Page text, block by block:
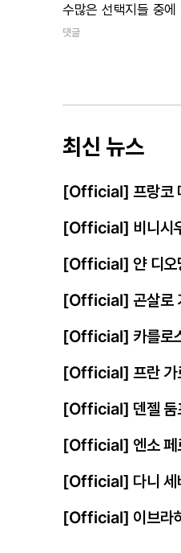
수많은 선택지들 중에
댓글
최신 뉴스
[Official] 프랑코
[Official] 비니시
[Official] 얀 디오
[Official] 곤살로
[Official] 카를로
[Official] 프란 가
[Official] 덴젤 둠
[Official] 엔소 페
[Official] 다니 세
[Official] 이브라